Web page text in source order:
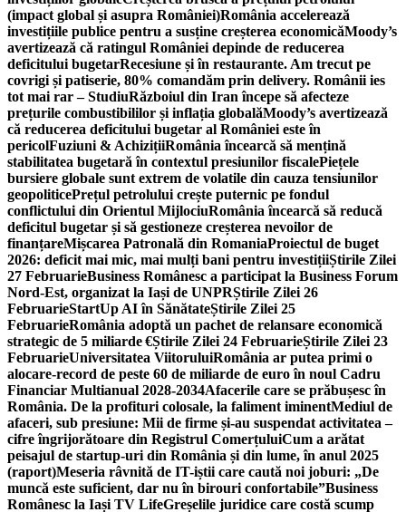
(impact global și asupra României)România accelerează
investițiile publice pentru a susține creșterea economicăMoody’s
avertizează că ratingul României depinde de reducerea
deficitului bugetarRecesiune și în restaurante. Am trecut pe
covrigi și patiserie, 80% comandăm prin delivery. Românii ies
tot mai rar – StudiuRăzboiul din Iran începe să afecteze
prețurile combustibililor și inflația globalăMoody’s avertizează
că reducerea deficitului bugetar al României este în
pericolFuziuni & AchizițiiRomânia încearcă să mențină
stabilitatea bugetară în contextul presiunilor fiscalePiețele
bursiere globale sunt extrem de volatile din cauza tensiunilor
geopoliticePrețul petrolului crește puternic pe fondul
conflictului din Orientul MijlociuRomânia încearcă să reducă
deficitul bugetar și să gestioneze creșterea nevoilor de
finanțareMișcarea Patronală din RomaniaProiectul de buget
2026: deficit mai mic, mai mulți bani pentru investițiiȘtirile Zilei
27 FebruarieBusiness Românesc a participat la Business Forum
Nord-Est, organizat la Iași de UNPRȘtirile Zilei 26
FebruarieStartUp AI în SănătateȘtirile Zilei 25
FebruarieRomânia adoptă un pachet de relansare economică
strategic de 5 miliarde €Știrile Zilei 24 FebruarieȘtirile Zilei 23
FebruarieUniversitatea ViitoruluiRomânia ar putea primi o
alocare-record de peste 60 de miliarde de euro în noul Cadru
Financiar Multianual 2028-2034Afacerile care se prăbușesc în
România. De la profituri colosale, la faliment iminentMediul de
afaceri, sub presiune: Mii de firme și-au suspendat activitatea –
cifre îngrijorătoare din Registrul ComerțuluiCum a arătat
peisajul de startup-uri din România și din lume, în anul 2025
(raport)Meseria râvnită de IT-iștii care caută noi joburi: „De
muncă este suficient, dar nu în birouri confortabile”Business
Românesc la Iași TV LifeGreșelile juridice care costă scump